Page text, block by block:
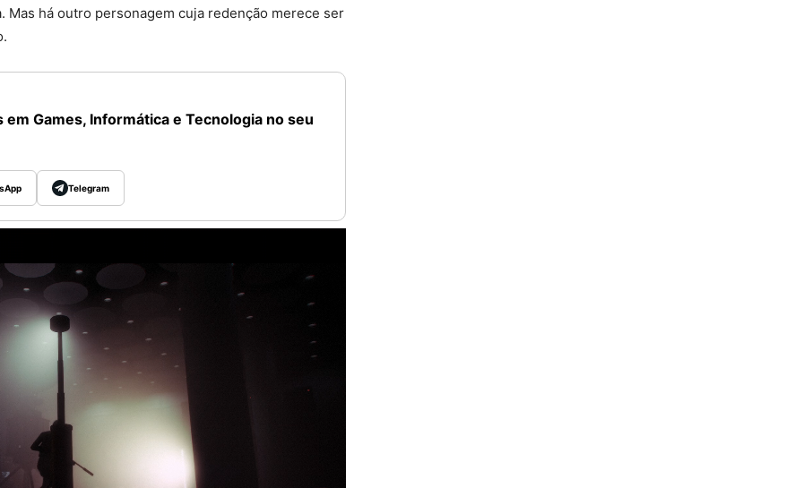
Mas há outro personagem cuja redenção merece ser
Games, Informática e Tecnologia no seu
Telegram